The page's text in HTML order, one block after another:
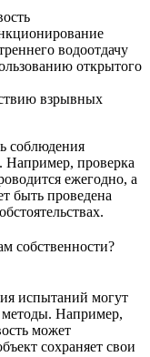
водоотдачу
открытого
взрывных
соблюдения
Например, проверка
ежегодно, а
быть проведена
собственности?
испытаний могут
методы. Например,
может
сохраняет свои